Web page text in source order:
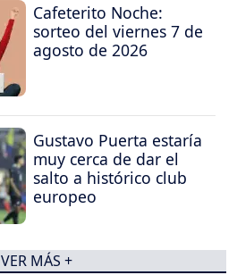
Cafeterito Noche:
sorteo del viernes 7 de
agosto de 2026
Gustavo Puerta estaría
muy cerca de dar el
salto a histórico club
europeo
VER MÁS +